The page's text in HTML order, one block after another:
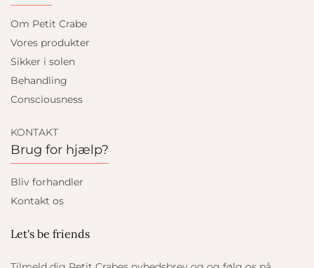
Om Petit Crabe
Vores produkter
Sikker i solen
Behandling
Consciousness
KONTAKT
Brug for hjælp?
Bliv forhandler
Kontakt os
Let's be friends